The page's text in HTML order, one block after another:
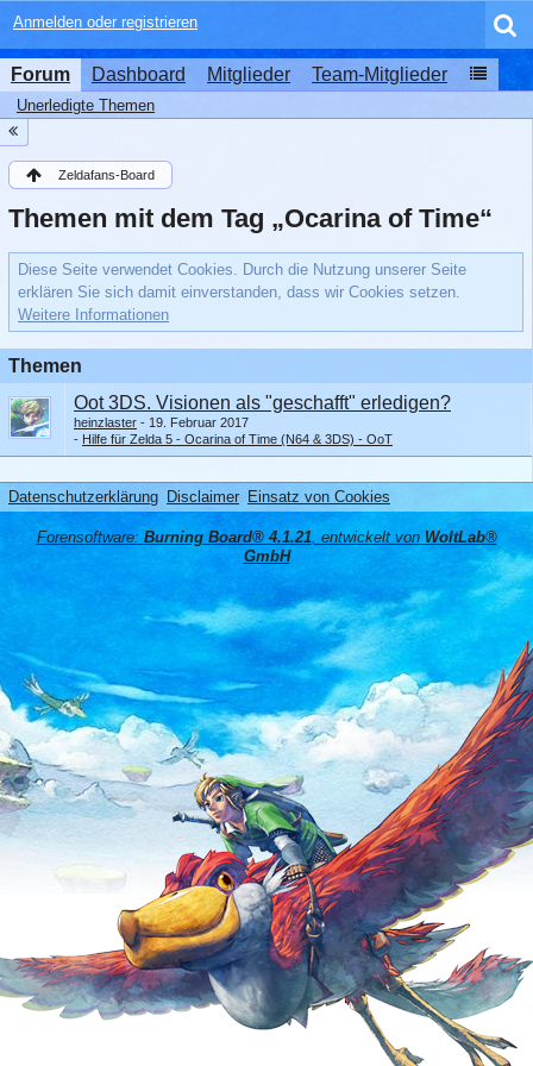
Anmelden oder registrieren
Forum Dashboard Mitglieder Team-Mitglieder
Unerledigte Themen
Zeldafans-Board
Themen mit dem Tag „Ocarina of Time“
Diese Seite verwendet Cookies. Durch die Nutzung unserer Seite
erklären Sie sich damit einverstanden, dass wir Cookies setzen.
Weitere Informationen
Themen
Oot 3DS. Visionen als "geschafft" erledigen?
heinzlaster
19. Februar 2017
Hilfe für Zelda 5 - Ocarina of Time (N64 & 3DS) - OoT
Datenschutzerklärung Disclaimer Einsatz von Cookies
Forensoftware: Burning Board® 4.1.21, entwickelt von WoltLab®
GmbH